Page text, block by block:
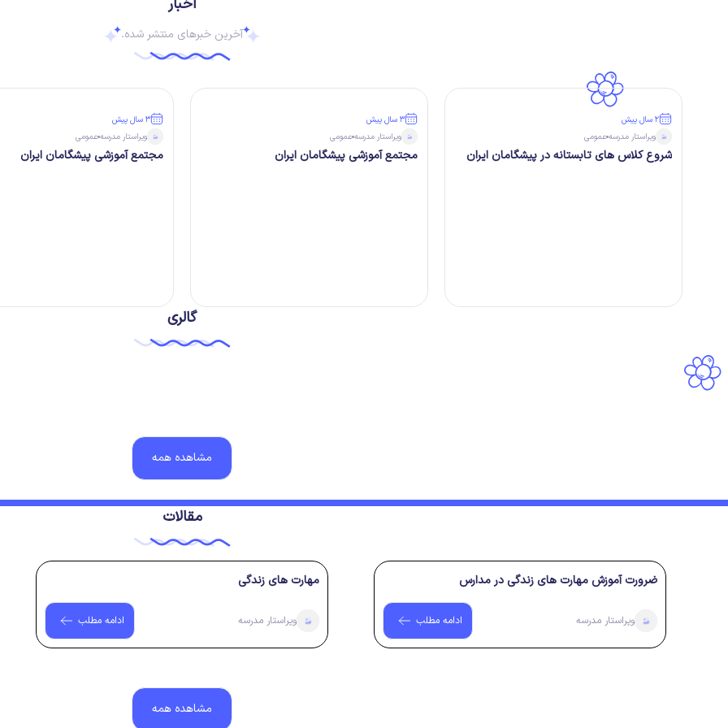
اخبار
آخرین خبرهای منتشر شده.
۲ سال پیش
ویراستار مدرسه عمومی
شروع کلاس های تابستانه در پیشگامان ایران
۳ سال پیش
ویراستار مدرسه عمومی
مجتمع آموزشی پیشگامان ایران
۳ سال پیش
ویراستار مدرسه عمومی
مجتمع آموزشی پیشگامان ایران
گالری
مشاهده همه
مقالات
ضرورت آموزش مهارت های زندگی در مدارس
ویراستار مدرسه ادامه مطلب
مهارت های زندگی
ویراستار مدرسه ادامه مطلب
مشاهده همه